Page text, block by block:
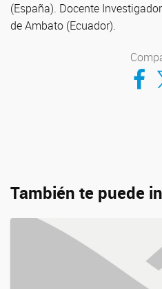
(España). Docente
de Ambato (Ecuador).
También te puede